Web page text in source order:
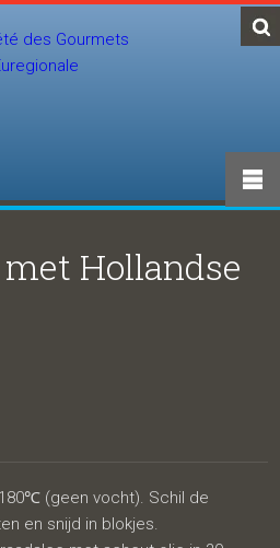
Hollandse
(geen vocht). Schil de
en snijd in blokjes.